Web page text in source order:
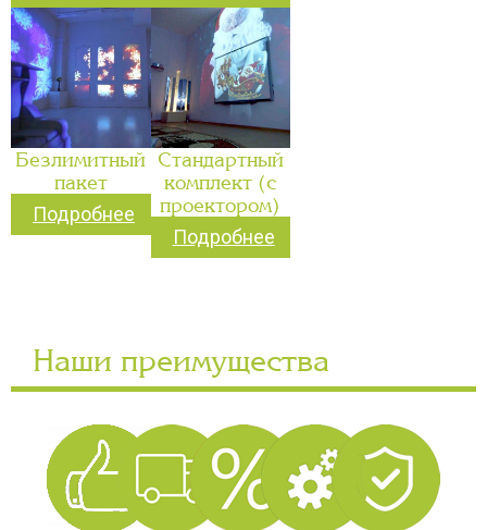
Безлимитный
пакет
Подробнее
Стандартный
комплект (с
проектором)
Подробнее
Наши преимущества